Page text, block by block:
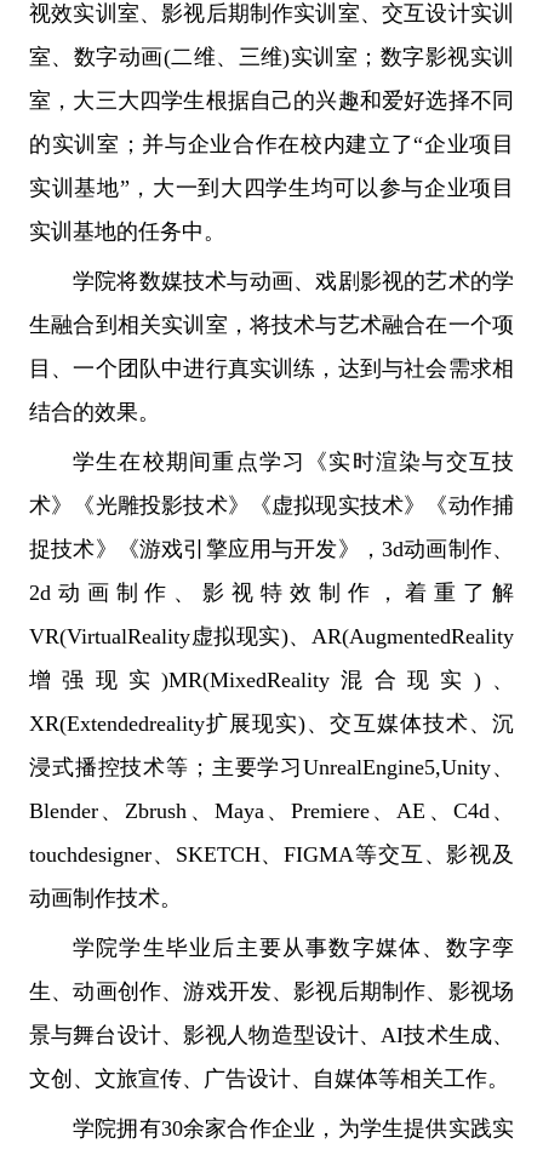
视效实训室、影视后期制作实训室、交互设计实训
室、数字动画(二维、三维)实训室；数字影视实训
室，大三大四学生根据自己的兴趣和爱好选择不同
的实训室；并与企业合作在校内建立了“企业项目
实训基地”，大一到大四学生均可以参与企业项目
实训基地的任务中。
学院将数媒技术与动画、戏剧影视的艺术的学
生融合到相关实训室，将技术与艺术融合在一个项
目、一个团队中进行真实训练，达到与社会需求相
结合的效果。
学生在校期间重点学习《实时渲染与交互技
术》《光雕投影技术》《虚拟现实技术》《动作捕
捉技术》《游戏引擎应用与开发》，3d动画制作、
2d动画制作、影视特效制作，着重了解
VR(VirtualReality虚拟现实)、AR(AugmentedReality
增强现实)MR(MixedReality混合现实)、
XR(Extendedreality扩展现实)、交互媒体技术、沉
浸式播控技术等；主要学习UnrealEngine5,Unity、
Blender、Zbrush、Maya、Premiere、AE、C4d、
touchdesigner、SKETCH、FIGMA等交互、影视及
动画制作技术。
学院学生毕业后主要从事数字媒体、数字孪
生、动画创作、游戏开发、影视后期制作、影视场
景与舞台设计、影视人物造型设计、AI技术生成、
文创、文旅宣传、广告设计、自媒体等相关工作。
学院拥有30余家合作企业，为学生提供实践实